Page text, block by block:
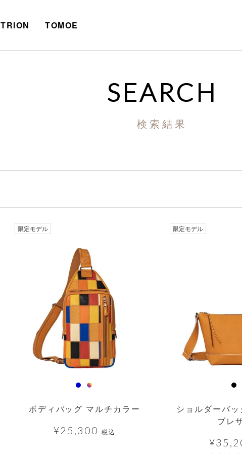
TRION TOMOE
SEARCH
検索結果
限定モデル
ボディバッグ マルチカラー
¥25,300 税込
限定モデル
ショルダーバ
ブレ
¥